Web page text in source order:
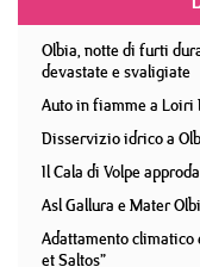
Olbia, notte di furti
devastate e svaligiate
Auto in fiamme a Loiri
Disservizio idrico a
Il Cala di Volpe
Asl Gallura e Mater
Adattamento climatico
et Saltos”